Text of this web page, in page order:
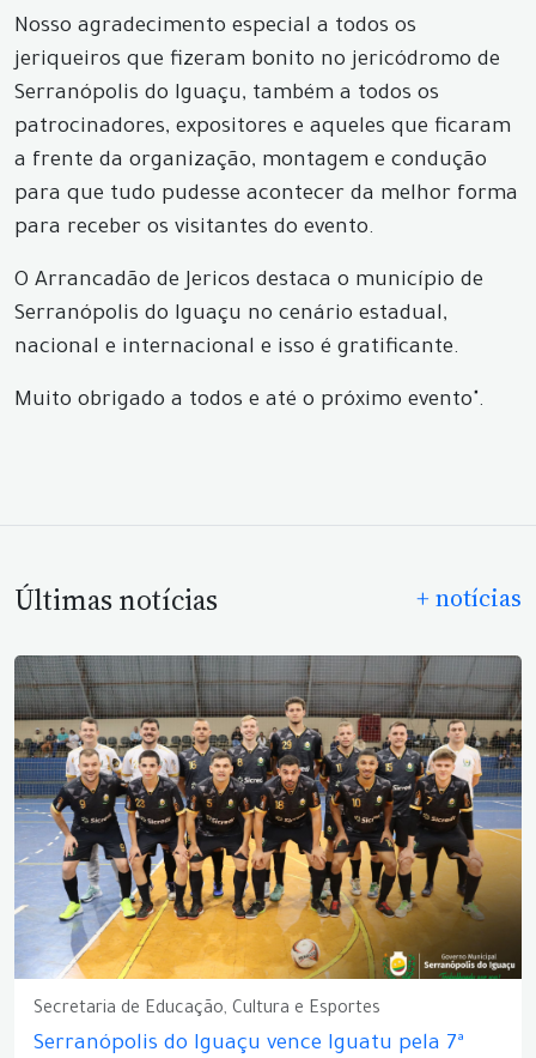
Nosso agradecimento especial a todos os
jeriqueiros que fizeram bonito no jericódromo de
Serranópolis do Iguaçu, também a todos os
patrocinadores, expositores e aqueles que ficaram
a frente da organização, montagem e condução
para que tudo pudesse acontecer da melhor forma
para receber os visitantes do evento.
O Arrancadão de Jericos destaca o município de
Serranópolis do Iguaçu no cenário estadual,
nacional e internacional e isso é gratificante.
Muito obrigado a todos e até o próximo evento".
Últimas notícias + notícias
Secretaria de Educação, Cultura e Esportes
Serranópolis do Iguaçu vence Iguatu pela 7ª